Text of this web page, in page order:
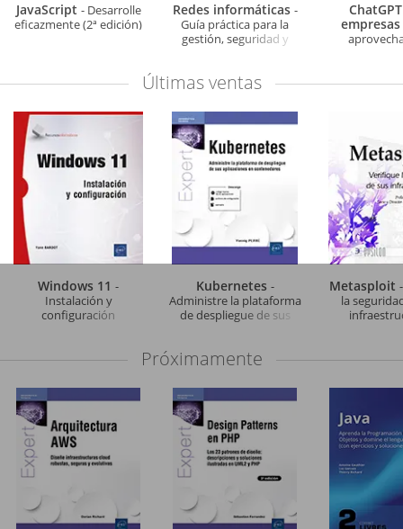
JavaScript - Desarrolle
eficazmente (2ª edición)
Redes informáticas -
Guía práctica para la
gestión, seguridad y
empresas
Últimas ventas
Windows 11 -
Instalación y
configuración
Kubernetes -
Administre la plataforma
de despliegue de sus
Metasploit
la
Próximamente